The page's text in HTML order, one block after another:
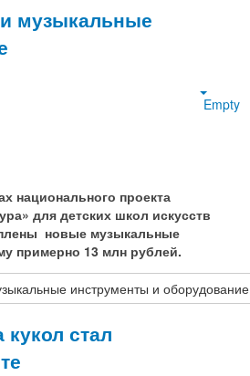
музыкальные
Empty
национального проекта
для детских школ искусств
новые музыкальные
примерно 13 млн рублей.
инструменты и оборудование
кукол стал